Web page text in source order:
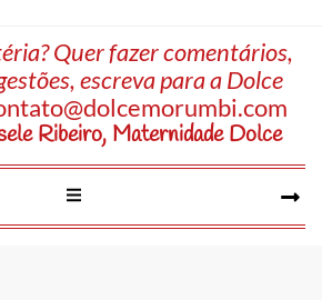
Quer fazer comentários,
escreva para a Dolce
Ribeiro, Maternidade Dolce